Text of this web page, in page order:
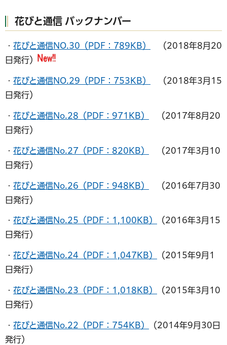
花びと通信 バックナンバー
・ 花びと通信NO.30（PDF：789KB）
（2018年8月20
日発行）
・ 花びと通信NO.29（PDF：753KB）
（2018年3月15
日発行）
・ 花びと通信No.28（PDF：971KB）
（2017年8月20
日発行）
・ 花びと通信No.27（PDF：820KB）
（2017年3月10
日発行）
・ 花びと通信No.26（PDF：948KB）
（2016年7月30
日発行）
・ 花びと通信No.25（PDF：1,100KB）
（2016年3月15
日発行）
・ 花びと通信No.24（PDF：1,047KB）
（2015年9月1
日発行）
・ 花びと通信No.23（PDF：1,018KB）
（2015年3月10
日発行）
・ 花びと通信No.22（PDF：754KB）
（2014年9月30日
発行）